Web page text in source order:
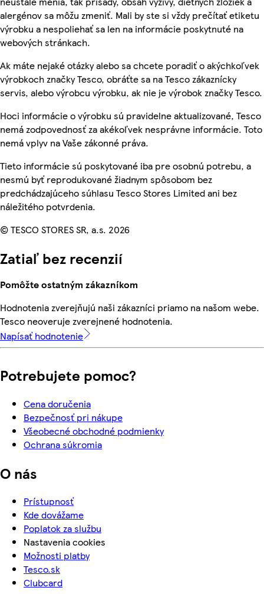
alergénov sa môžu zmeniť. Mali by ste si vždy prečítať etiketu
výrobku a nespoliehať sa len na informácie poskytnuté na
webových stránkach.
Ak máte nejaké otázky alebo sa chcete poradiť o akýchkoľvek
výrobkoch značky Tesco, obráťte sa na Tesco zákaznícky
servis, alebo výrobcu výrobku, ak nie je výrobok značky Tesco.
Hoci informácie o výrobku sú pravidelne aktualizované, Tesco
nemá zodpovednosť za akékoľvek nesprávne informácie. Toto
nemá vplyv na Vaše zákonné práva.
Tieto informácie sú poskytované iba pre osobnú potrebu, a
nesmú byť reprodukované žiadnym spôsobom bez
predchádzajúceho súhlasu Tesco Stores Limited ani bez
náležitého potvrdenia.
© TESCO STORES SR, a.s. 2026
Zatiaľ bez recenzií
Pomôžte ostatným zákazníkom
Hodnotenia zverejňujú naši zákazníci priamo na našom webe.
Tesco neoveruje zverejnené hodnotenia.
Napísať hodnotenie
Potrebujete pomoc?
Cena doručenia
Bezpečnosť pri nákupe
Všeobecné obchodné podmienky
Ochrana súkromia
O nás
Prístupnosť
Kde dovážame
Poplatok za službu
Nastavenia cookies
Možnosti platby
Tesco.sk
Clubcard